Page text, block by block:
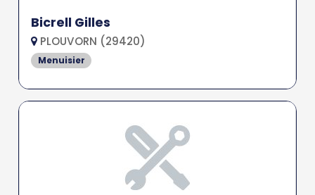
Bicrell Gilles
PLOUVORN (29420)
Menuisier